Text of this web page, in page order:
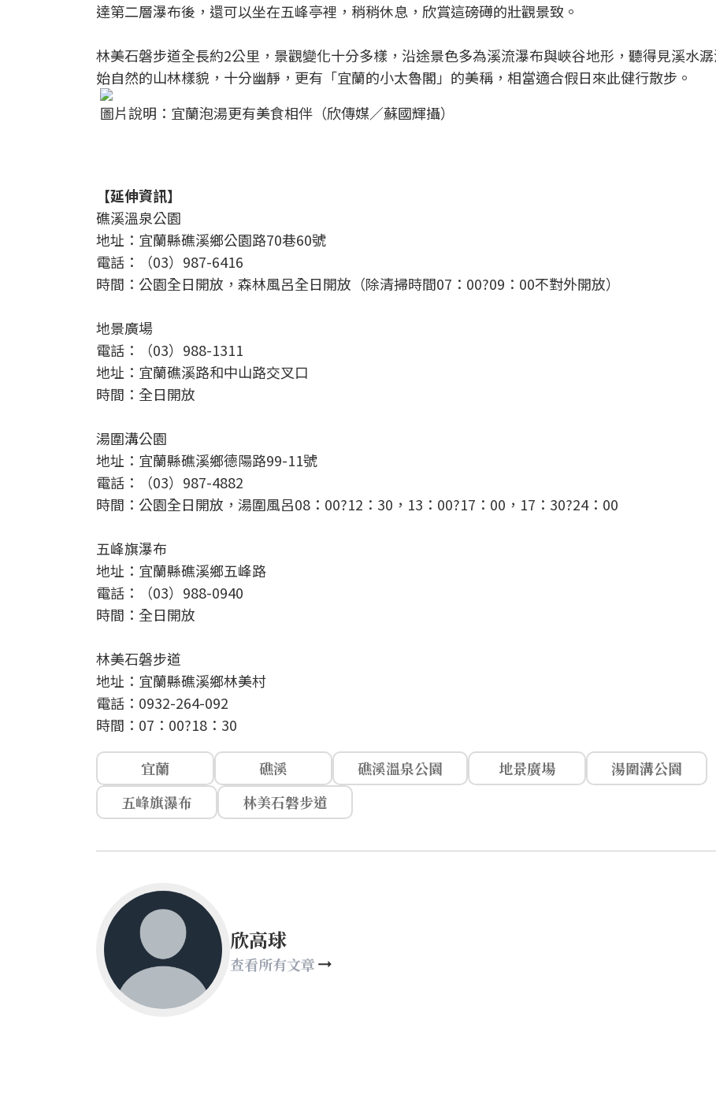
達第二層瀑布後，還可以坐在五峰亭裡，稍稍休息，欣賞這磅礡的壯觀景致。
林美石磐步道全長約2公里，景觀變化十分多樣，沿途景色多為溪流瀑布與峽谷地形，聽得見溪水
始自然的山林樣貌，十分幽靜，更有「宜蘭的小太魯閣」的美稱，相當適合假日來此健行散步。
圖片說明：宜蘭泡湯更有美食相伴（欣傳媒／蘇國輝攝）
【延伸資訊】
礁溪溫泉公園
地址：宜蘭縣礁溪鄉公園路70巷60號
電話：（03）987-6416
時間：公園全日開放，森林風呂全日開放（除清掃時間07：00?09：00不對外開放）
地景廣場
電話：（03）988-1311
地址：宜蘭礁溪路和中山路交叉口
時間：全日開放
湯圍溝公園
地址：宜蘭縣礁溪鄉德陽路99-11號
電話：（03）987-4882
時間：公園全日開放，湯圍風呂08：00?12：30，13：00?17：00，17：30?24：00
五峰旗瀑布
地址：宜蘭縣礁溪鄉五峰路
電話：（03）988-0940
時間：全日開放
林美石磐步道
地址：宜蘭縣礁溪鄉林美村
電話：0932-264-092
時間：07：00?18：30
宜蘭 礁溪 礁溪溫泉公園 地景廣場
湯圍溝公園
五峰旗瀑布
林美石磐步道
欣高球
查看所有文章